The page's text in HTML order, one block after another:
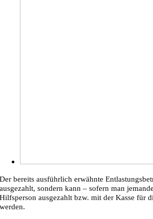
Der bereits ausführlich erwähnte
ausgezahlt, sondern kann – sofern man
Hilfsperson ausgezahlt bzw. mit der Kasse für
werden.